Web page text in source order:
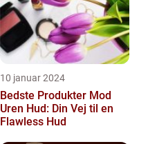
10 januar 2024
Bedste Produkter Mod
Uren Hud: Din Vej til en
Flawless Hud